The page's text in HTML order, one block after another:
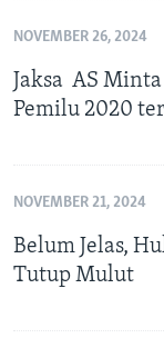
NOVEMBER 26, 2024
Jaksa AS
Pemilu 2020
NOVEMBER 21, 2024
Belum Jelas,
Tutup Mulut